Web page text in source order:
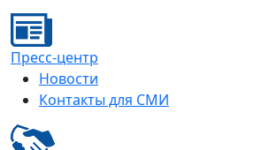
Пресс-центр
Новости
Контакты для СМИ